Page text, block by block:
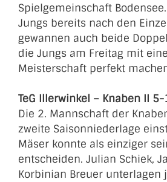
Spielgemeinschaft
Jungs bereits nach den
gewannen auch beide
die Jungs am Freitag mit
Meisterschaft perfekt
TeG Illerwinkel – Knaben II 5-
Die 2. Mannschaft der
zweite Saisonniederlage
Mäser konnte als einziger
entscheiden. Julian Schiek,
Korbinian Breuer unterlagen